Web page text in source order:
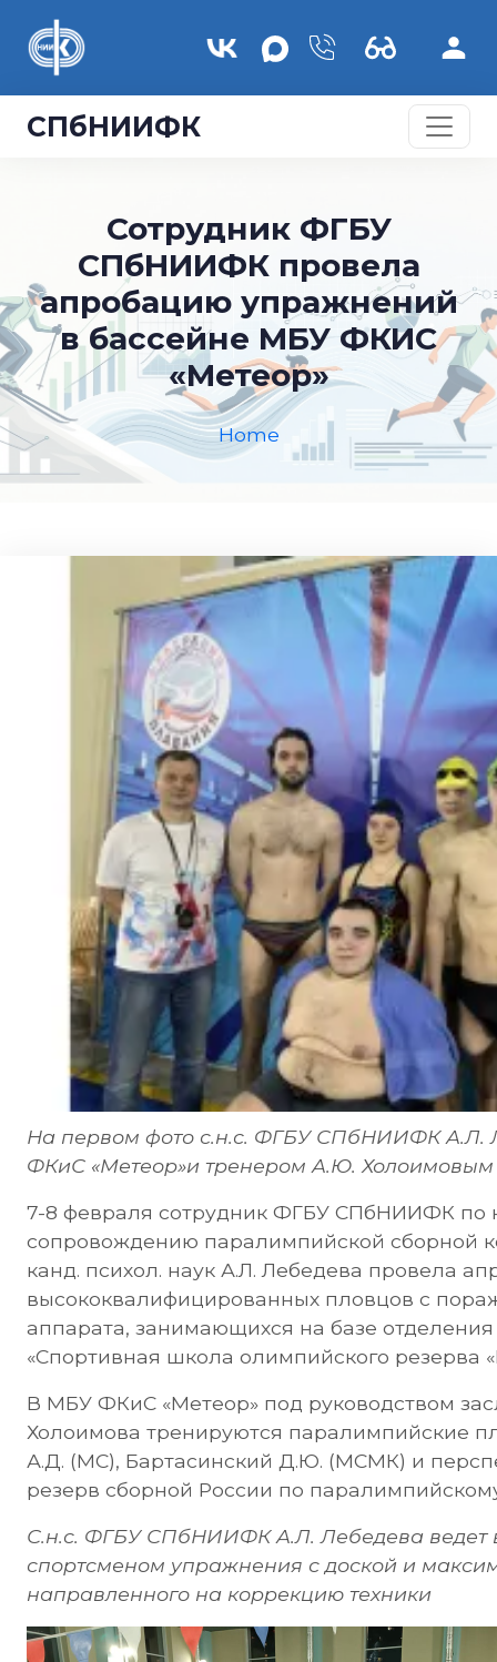
СПбНИИФК
Сотрудник ФГБУ
СПбНИИФК провела
апробацию упражнений
в бассейне МБУ ФКИС
«Метеор»
Home
На первом фото с.н.с. ФГБУ СПбНИИФК А.Л.
ФКиС «Метеор»и тренером А.Ю. Холоимовым
7-8 февраля сотрудник ФГБУ СПбНИИФК по
сопровождению паралимпийской сборной
канд. психол. наук А.Л. Лебедева провела
высококвалифицированных пловцов с
аппарата, занимающихся на базе
«Спортивная школа олимпийского резерва
В МБУ ФКиС «Метеор» под руководством
Холоимова тренируются паралимпийские
А.Д. (МС), Бартасинский Д.Ю. (МСМК) и
резерв сборной России по
С.н.с. ФГБУ СПбНИИФК А.Л. Лебедева ведет
спортсменом упражнения с доской и
направленного на коррекцию техники